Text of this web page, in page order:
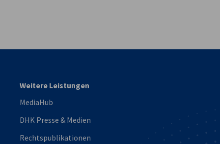
Weitere Leistungen
MediaHub
DHK Presse & Medien
Rechtspublikationen